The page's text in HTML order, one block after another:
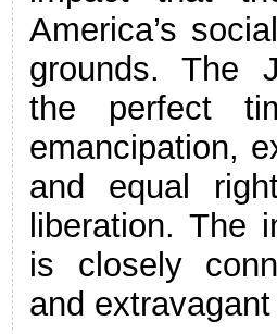
America’s
grounds. The
the perfect
emancipation,
and equal
liberation. The
is closely
and